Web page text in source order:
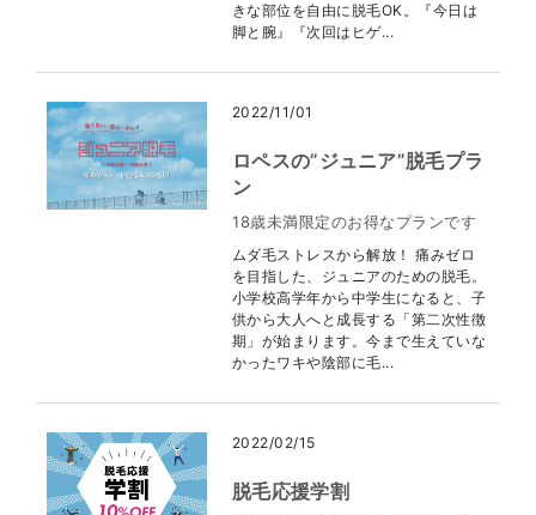
きな部位を自由に脱毛OK。『今日は
脚と腕』『次回はヒゲ...
2022/11/01
ロペスの”ジュニア”脱毛プラ
ン
18歳未満限定のお得なプランです
ムダ毛ストレスから解放！ 痛みゼロ
を目指した、ジュニアのための脱毛。
小学校高学年から中学生になると、子
供から大人へと成長する「第二次性徴
期」が始まります。今まで生えていな
かったワキや陰部に毛...
2022/02/15
脱毛応援学割